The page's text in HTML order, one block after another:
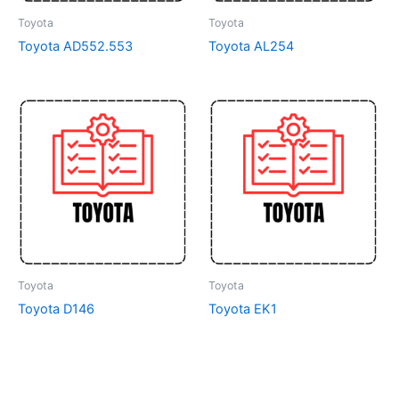
Toyota
Toyota AD552.553
Toyota
Toyota AL254
Toyota
Toyota D146
Toyota
Toyota EK1